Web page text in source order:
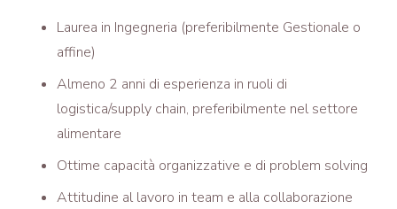
Laurea in Ingegneria (preferibilmente Gestionale o
affine)
Almeno 2 anni di esperienza in ruoli di
logistica/supply chain, preferibilmente nel settore
alimentare
Ottime capacità organizzative e di problem solving
Attitudine al lavoro in team e alla collaborazione